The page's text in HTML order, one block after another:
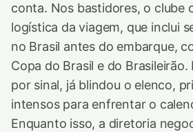
conta. Nos bastidores, o clube
logística da viagem, que inclui
no Brasil antes do embarque,
Copa do Brasil e do Brasileirão.
por sinal, já blindou o elenco,
intensos para enfrentar o
Enquanto isso, a diretoria